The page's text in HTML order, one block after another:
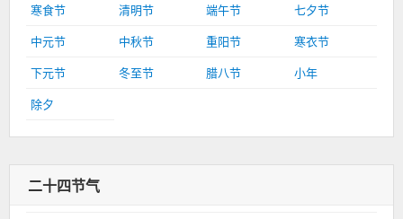
寒食节
清明节 端午节
七夕节
中元节
中秋节 重阳节
寒衣节
下元节
冬至节 腊八节
小年
除夕
二十四节气